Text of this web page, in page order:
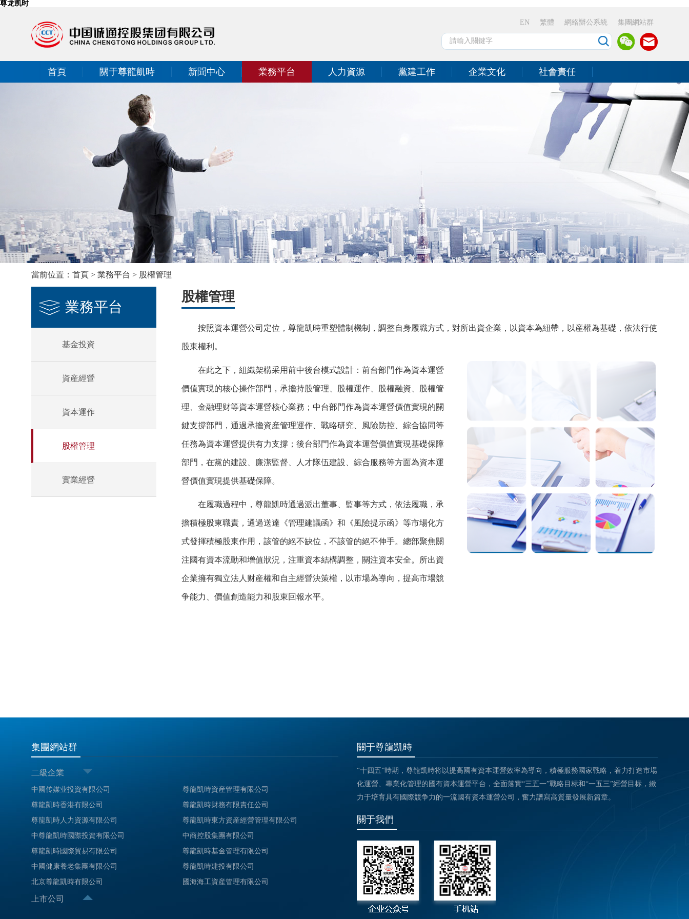
尊龙凯时
EN 繁體 網絡辦公系統 集團網站群
首頁 關于尊龍凱時 新聞中心 業務平台 人力資源 黨建工作 企業文化 社會責任
當前位置： 首頁 > 業務平台 > 股權管理
業務平台
基金投資
資産經營
資本運作
股權管理
實業經營
股權管理
按照資本運營公司定位，尊龍凱時重塑體制機制，調整自身履職方式，對所出資企業，以資本為紐帶，以産權為基礎，依法行使
股東權利。
在此之下，組織架構采用前中後台模式設計：前台部門作為資本運營
價值實現的核心操作部門，承擔持股管理、股權運作、股權融資、股權管
理、金融理财等資本運營核心業務；中台部門作為資本運營價值實現的關
鍵支撐部門，通過承擔資産管理運作、戰略研究、風險防控、綜合協同等
任務為資本運營提供有力支撐；後台部門作為資本運營價值實現基礎保障
部門，在黨的建設、廉潔監督、人才隊伍建設、綜合服務等方面為資本運
營價值實現提供基礎保障。
在履職過程中，尊龍凱時通過派出董事、監事等方式，依法履職，承
擔積極股東職責，通過送達《管理建議函》和《風險提示函》等市場化方
式發揮積極股東作用，該管的絕不缺位，不該管的絕不伸手。總部聚焦關
注國有資本流動和增值狀況，注重資本結構調整，關注資本安全。所出資
企業擁有獨立法人财産權和自主經營決策權，以市場為導向，提高市場競
争能力、價值創造能力和股東回報水平。
集團網站群
二級企業
中國传媒业投資有限公司
尊龍凱時資産管理有限公司
尊龍凱時香港有限公司
尊龍凱時财務有限責任公司
尊龍凱時人力資源有限公司
尊龍凱時東方資産經營管理有限公司
中尊龍凱時國際投資有限公司
中商控股集團有限公司
尊龍凱時國際貿易有限公司
尊龍凱時基金管理有限公司
中國健康養老集團有限公司
尊龍凱時建投有限公司
北京尊龍凱時有限公司
國海海工資産管理有限公司
上市公司
關于尊龍凱時
“十四五”時期，尊龍凱時将以提高國有資本運營效率為導向，積極服務國家戰略，着力打造市場
化運營、專業化管理的國有資本運營平台，全面落實“三五一”戰略目标和“一五三”經營目标，緻
力于培育具有國際競争力的一流國有資本運營公司，奮力譜寫高質量發展新篇章。
關于我們